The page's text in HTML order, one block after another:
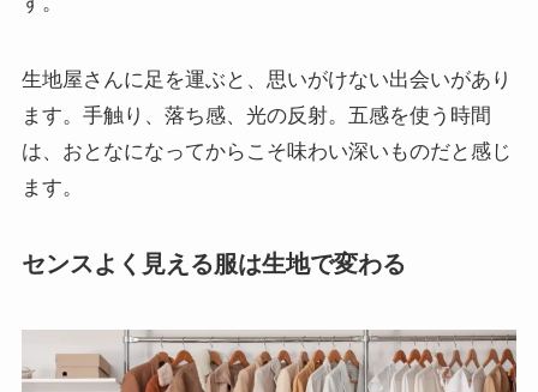
生地屋さんに足を運ぶと、思いがけない出会いがあり
ます。手触り、落ち感、光の反射。五感を使う時間
は、おとなになってからこそ味わい深いものだと感じ
ます。
センスよく見える服は生地で変わる